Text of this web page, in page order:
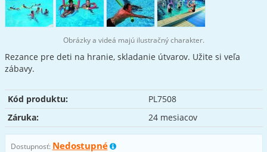
Obrázky a videá majú ilustračný charakter.
Rezance pre deti na hranie, skladanie útvarov. Užite si veľa
zábavy.
Kód produktu:
PL7508
Záruka:
24 mesiacov
Dostupnosť: Nedostupné